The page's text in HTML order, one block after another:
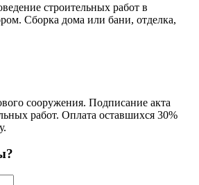
строительных работ в
Сборка дома или бани, отделка,
сооружения. Подписание акта
работ. Оплата оставшихся 30%